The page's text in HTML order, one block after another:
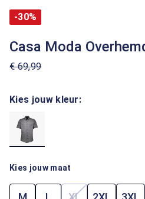
-30%
Casa Moda
€ 69,99
Kies jouw kleur:
Kies jouw maat